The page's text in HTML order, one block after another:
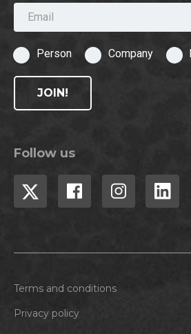
Email
Person Company
JOIN!
Follow us
Terms and conditions
Privacy policy